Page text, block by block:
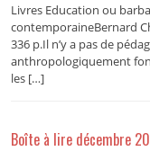
Livres Education ou
contemporaineBernard
336 p.Il n’y a pas de
anthropologiquement
les […]
Boîte à lire décembre